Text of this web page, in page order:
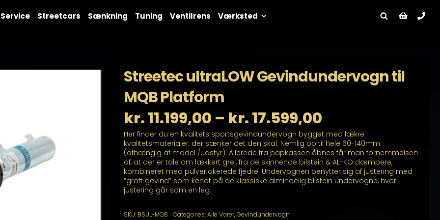
Service Streetcars Sænkning Tuning Ventilrens Værksted
Streetec ultraLOW Gevindundervogn til
MQB Platform
kr.11.199,00 – kr.17.599,00Prisinterval:
kr. 11.199,00
til
kr. 17.599,00
Her finder du en kvalitets sportsgevindundervogn bygget med lækre
kvalitetsmaterialer, der sænker det den skal. Nemlig op til hele 60-140mm
(afhængig af model /udstyr). Allerede fra papkassen åbnes får man fornemmelsen
af, at der er tale om lækkert grej, fra de skinnende bilstein & AL-KO dæmpere,
kombineret med pulverlakerede fjedre. Undervognen benytter sig af justering med
“groft gevind” som kendt på de klassiske almindelig bilstein undervogne, hvor
justering går som en leg.
SKU: BSUL-MQB Categories:Alle Varer,Gevindundervogn